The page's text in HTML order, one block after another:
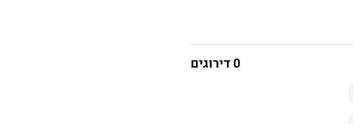
0 דירוגים